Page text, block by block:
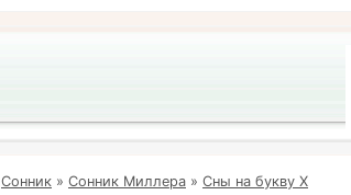
Cонник » Сонник Миллера » Сны на букву Х